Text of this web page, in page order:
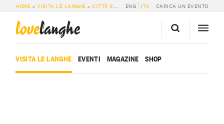
HOME » VISITA LE LANGHE »CITTÀ E PAESI » ALBA
ENG ITA CARICA UN EVENTO
lovelanghe
VISITA LE LANGHE EVENTI MAGAZINE SHOP